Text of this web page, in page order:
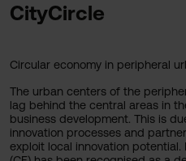
CityCircle
Circular economy in peripheral
The urban centers of the
lag behind the central areas in
business development. This is
innovation processes and
exploit local innovation potential.